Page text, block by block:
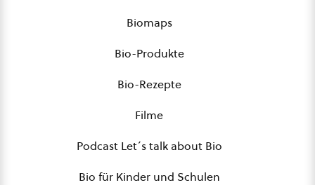
Biomaps
Bio-Produkte
Bio-Rezepte
Filme
Podcast Let´s talk about Bio
Bio für Kinder und Schulen